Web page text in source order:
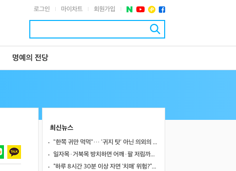
로그인 마이차트 회원가입
명예의 전당
최신뉴스
"한쪽 귀만 먹먹"… '귀지 탓' 아닌 의외의 원인 4가지
일자목·거북목 방치하면 어깨·팔 저림까지…초기 관리가 중요한 이유
“하루 8시간 30분 이상 자면 ‘치매’ 위험?”… 혈액 속 알츠하이머 단백질 늘었다